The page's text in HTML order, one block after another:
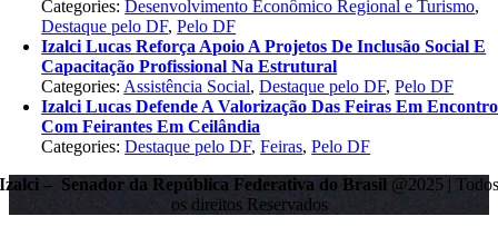
Categories:Desenvolvimento Econômico Regional e Turismo,
Destaque pelo DF,Pelo DF
Izalci Lucas Reforça Apoio A Projetos De Inclusão Social E
Capacitação Profissional Na Estrutural
Categories: Assistência Social,Destaque pelo DF,Pelo DF
Izalci Lucas Defende A Valorização Das Feiras Em Encontro
Com Feirantes Em Ceilândia
Categories:Destaque pelo DF,Feiras,Pelo DF
Izalci – Senador da República Federativa do Brasil @2025 | Todos
os direitos Reservados